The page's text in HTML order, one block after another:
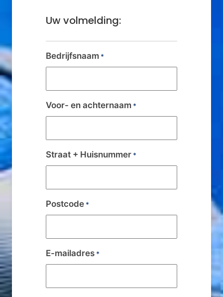
Uw volmelding:
Bedrijfsnaam *
Voor- en achternaam *
Straat + Huisnummer *
Postcode *
E-mailadres *